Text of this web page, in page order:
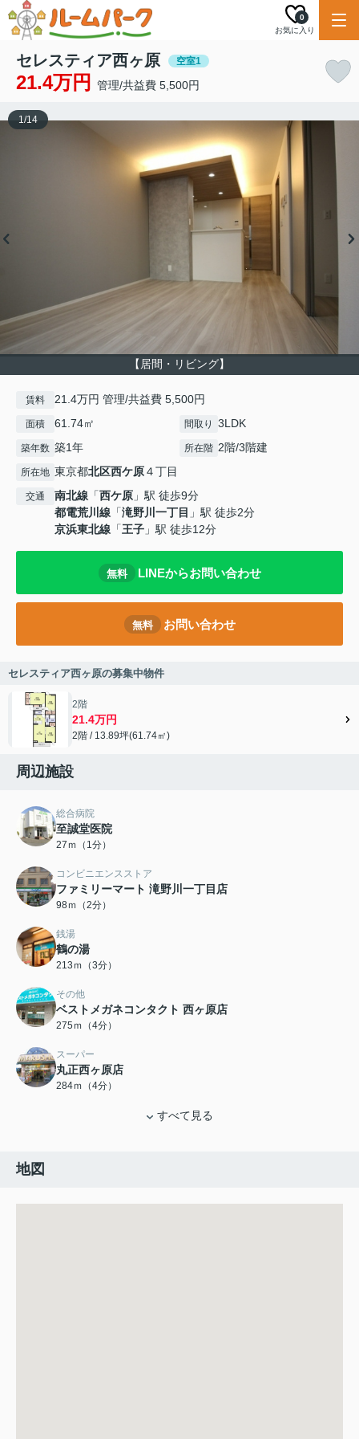
お気に入り
0
セレスティア西ヶ原 空室1
21.4万円 管理/共益費 5,500円
【居間・リビング】
1/14
賃料 21.4万円 管理/共益費 5,500円
面積 61.74㎡ 間取り 3LDK
築年数 築1年 所在階 2階/3階建
所在地 東京都北区西ケ原４丁目
交通 南北線 「西ケ原 」駅 徒歩9分
都電荒川線 「滝野川一丁目 」駅 徒歩2分
京浜東北線 「王子 」駅 徒歩12分
無料 LINEからお問い合わせ
無料 お問い合わせ
セレスティア西ヶ原の募集中物件
2階
21.4万円
2階 / 13.89坪(61.74㎡)
周辺施設
総合病院
至誠堂医院
27ｍ（1分）
コンビニエンスストア
ファミリーマート 滝野川一丁目店
98ｍ（2分）
銭湯
鶴の湯
213ｍ（3分）
その他
ベストメガネコンタクト 西ヶ原店
275ｍ（4分）
スーパー
丸正西ヶ原店
284ｍ（4分）
すべて見る
地図